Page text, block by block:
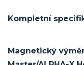
Kompletní
Magnetický